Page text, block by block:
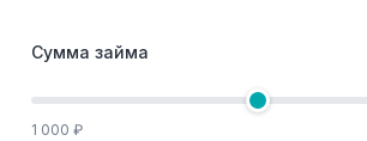
Сумма займа
1 000 ₽